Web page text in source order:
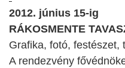
2012. június 15-ig
RÁKOSMENTE
Grafika, fotó, festészet,
A rendezvény